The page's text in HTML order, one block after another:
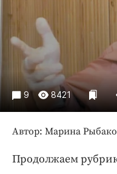
Происшествия
Спорт
Экономика и
ПРОЕКТЫ
Блоги
Издания
Интересное
9 8421
Автор: Марина
Продолжаем